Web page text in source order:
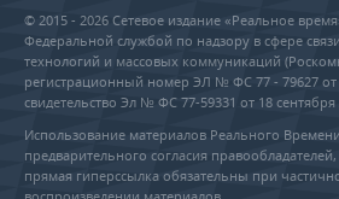
© 2015 - 2026 Сетевое издание «Реальное
Федеральной службой по надзору в сфере
технологий и массовых коммуникаций
регистрационный номер ЭЛ № ФС 77 - 79627 от
свидетельство Эл № ФС 77-59331 от 18 сентября
Использование материалов Реального
предварительного согласия
прямая гиперссылка обязательны при